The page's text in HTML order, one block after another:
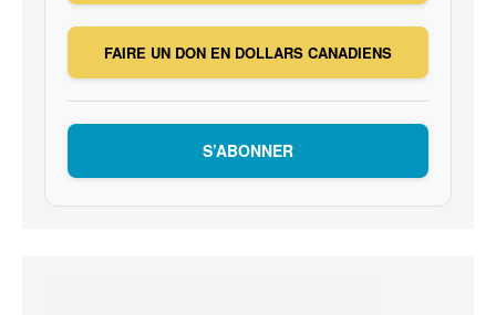
FAIRE UN DON EN DOLLARS CANADIENS
S’ABONNER